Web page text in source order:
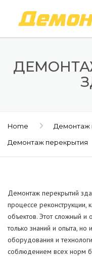
Home
Демонтаж
Демонтаж перекрытия
Демонтаж перекрытий
процессе реконструкции,
объектов. Этот сложный и
только знаний и опыта, но
оборудования и
соблюдением всех норм